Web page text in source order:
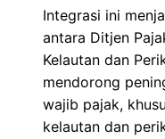
Integrasi ini
antara Ditjen
Kelautan dan
mendorong
wajib pajak,
kelautan dan